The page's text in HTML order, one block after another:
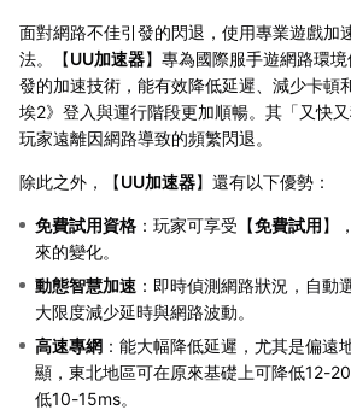
面對網路不佳引發的閃退，使用專業遊戲加
法。【UU加速器】專為國際服手遊網路環
發的加速技術，能有效降低延遲、減少卡頓
埃2》登入與運行階段更加順暢。其「又快
玩家遠離因網路導致的頻繁閃退。
除此之外，【UU加速器】還有以下優勢：
免費試用資格 ：玩家可享受【免費試用】
來的變化。
動態智慧加速 ：即時偵測網路狀況，自動
大限度減少延時與網路波動。
高速專網 ：能大幅降低延遲，尤其是偏遠
顯，東北地區可在原來基礎上可降低12-
低10-15ms。